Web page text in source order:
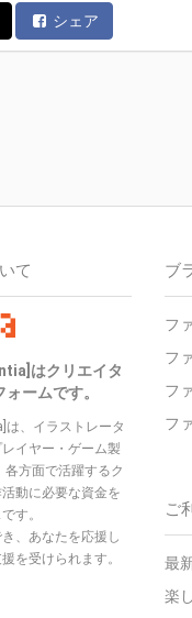
シェア
ブ
フ
フ
フ
フ
ご
最
楽
て
はクリエイタ
ームです。
は、イラストレータ
イヤー・ゲーム製
方面で活躍するク
動に必要な資金を
す。
、あなたを応援し
を受けられます。